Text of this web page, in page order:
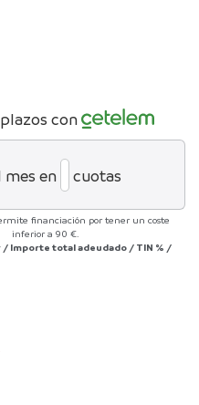
con
mes en cuotas
financiación por tener un coste
inferior a 90 €.
/ Importe total adeudado / TIN % /